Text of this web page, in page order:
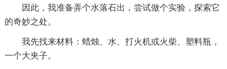
因此，我准备弄个水落石出，尝试做个实验，探索它
的奇妙之处。
我先找来材料：蜡烛、水、打火机或火柴、塑料瓶，
一个大夹子。